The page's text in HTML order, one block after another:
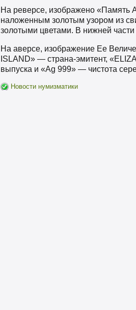
На реверсе, изображено «Память
наложенным золотым узором из
золотыми цветами. В нижней
На аверсе, изображение Ее
ISLAND» — страна-эмитент,
выпуска и «Ag 999» — чистота
Новости нумизматики